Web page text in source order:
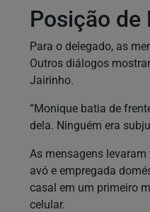
Posição de
Para o delegado, as
Outros diálogos
Jairinho.
“Monique batia de
dela. Ninguém era
As mensagens
avó e empregada
casal em um primeiro
celular.